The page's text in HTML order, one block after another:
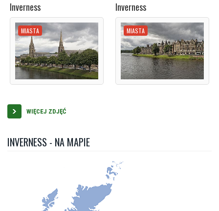
Inverness
MIASTA
Inverness
MIASTA
WIĘCEJ ZDJĘĆ
INVERNESS - NA MAPIE